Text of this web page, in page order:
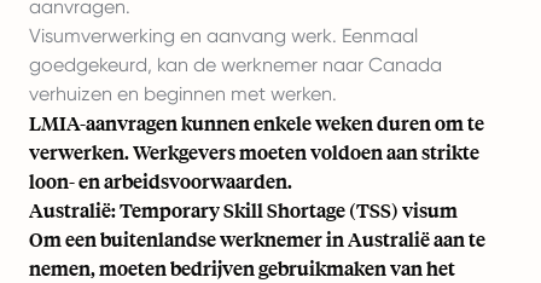
aanvragen.
Visumverwerking en aanvang werk. Eenmaal
goedgekeurd, kan de werknemer naar Canada
verhuizen en beginnen met werken.
LMIA-aanvragen kunnen enkele weken duren om te
verwerken. Werkgevers moeten voldoen aan strikte
loon- en arbeidsvoorwaarden.
Australië: Temporary Skill Shortage (TSS) visum
Om een buitenlandse werknemer in Australië aan te
nemen, moeten bedrijven gebruikmaken van het